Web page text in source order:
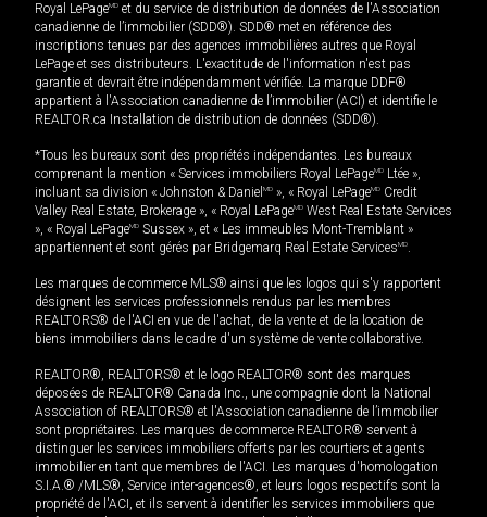
Royal LePageMD et du service de distribution de données de l'Association
canadienne de l’immobilier (SDD®). SDD® met en référence des
inscriptions tenues par des agences immobilières autres que Royal
LePage et ses distributeurs. L'exactitude de l'information n'est pas
garantie et devrait être indépendamment vérifiée. La marque DDF®
appartient à l'Association canadienne de l’immobilier (ACI) et identifie le
REALTOR.ca Installation de distribution de données (SDD®).
*Tous les bureaux sont des propriétés indépendantes. Les bureaux
comprenant la mention « Services immobiliers Royal LePageMD Ltée »,
incluant sa division « Johnston & Daniel MD », « Royal LePageMD Credit
Valley Real Estate, Brokerage », « Royal LePageMD West Real Estate Services
», « Royal LePageMD Sussex », et « Les immeubles Mont-Tremblant »
appartiennent et sont gérés par Bridgemarq Real Estate ServicesMD.
Les marques de commerce MLS® ainsi que les logos qui s'y rapportent
désignent les services professionnels rendus par les membres
REALTORS® de l'ACI en vue de l'achat, de la vente et de la location de
biens immobiliers dans le cadre d'un système de vente collaborative.
REALTOR®, REALTORS® et le logo REALTOR® sont des marques
déposées de REALTOR® Canada Inc., une compagnie dont la National
Association of REALTORS® et l'Association canadienne de l’immobilier
sont propriétaires. Les marques de commerce REALTOR® servent à
distinguer les services immobiliers offerts par les courtiers et agents
immobilier en tant que membres de l'ACI. Les marques d'homologation
S.I.A.® /MLS®, Service inter-agences®, et leurs logos respectifs sont la
propriété de l'ACI, et ils servent à identifier les services immobiliers que